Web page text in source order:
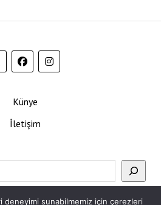
Künye
İletişim
deneyimi sunabilmemiz için çerezleri